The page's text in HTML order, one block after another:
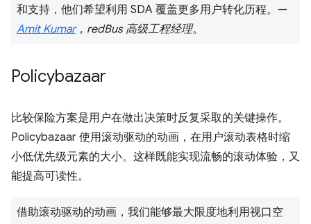
和支持，他们希望利用 SDA 覆盖更多用户转化历程。—
Amit Kumar，redBus 高级工程经理。
Policybazaar
比较保险方案是用户在做出决策时反复采取的关键操作。
Policybazaar 使用滚动驱动的动画，在用户滚动表格时缩
小低优先级元素的大小。这样既能实现流畅的滚动体验，又
能提高可读性。
借助滚动驱动的动画，我们能够最大限度地利用视口空